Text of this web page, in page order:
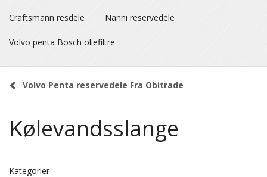
Craftsmann resdele Nanni reservedele
Volvo penta Bosch oliefiltre
Volvo Penta reservedele Fra Obitrade
Kølevandsslange
Kategorier